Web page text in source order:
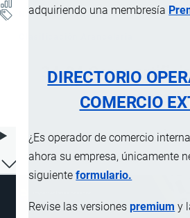
adquiriendo una membresía
DIRECTORIO
COMERCIO
¿Es operador de comercio
ahora su empresa, únicamente
siguienteformulario.
Revise las versionespremium y
Notas Explicativas
34.04 Ceras